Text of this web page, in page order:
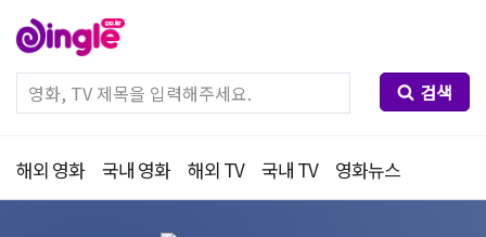
검색
해외 영화 국내 영화 해외 TV 국내 TV 영화뉴스